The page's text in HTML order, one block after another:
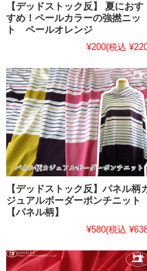
【デッドストック反】 夏におす
すめ！ペールカラーの強撚ニッ
ト ペールオレンジ
¥200(税込
【デッドストック反】パネル柄
ジュアルボーダーポンチニット
【パネル柄】
¥580(税込